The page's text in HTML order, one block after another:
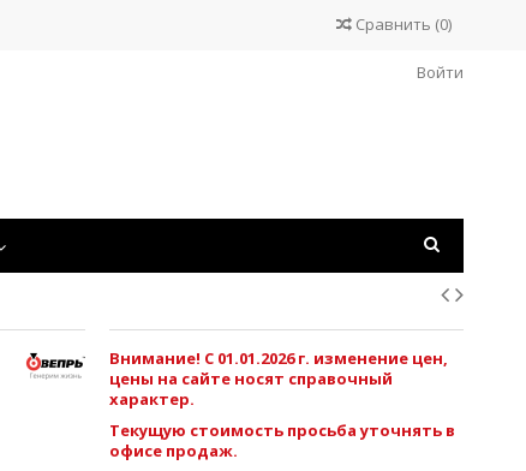
Сравнить (0)
Войти
Внимание! С 01.01.2026 г. изменение цен,
цены на сайте носят справочный
характер.
Текущую стоимость просьба уточнять в
офисе продаж.